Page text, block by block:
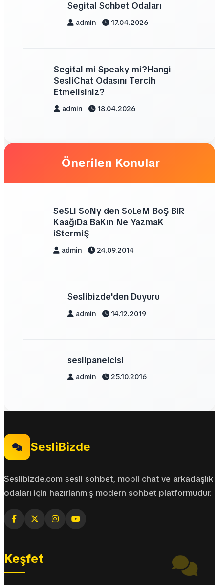
Segital Sohbet Odaları
admin 17.04.2026
Segital mi Speaky mi?Hangi
SesliChat Odasını Tercih
Etmelisiniz?
admin 18.04.2026
Önerilen Konular
SeSLi SoNy den SoLeM BoŞ BiR
KaağıDa BaKın Ne YazmaK
iStermiŞ
admin 24.09.2014
Seslibizde'den Duyuru
admin 14.12.2019
seslipanelcisi
admin 25.10.2016
SesliBizde
Seslibizde.com sesli sohbet, mobil chat ve arkadaşlık
odaları için hazırlanmış modern sohbet platformudur.
Keşfet